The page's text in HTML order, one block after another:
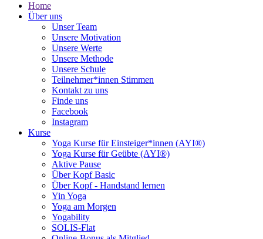
Home
Über uns
Unser Team
Unsere Motivation
Unsere Werte
Unsere Methode
Unsere Schule
Teilnehmer*innen Stimmen
Kontakt zu uns
Finde uns
Facebook
Instagram
Kurse
Yoga Kurse für Einsteiger*innen (AYI®)
Yoga Kurse für Geübte (AYI®)
Aktive Pause
Über Kopf Basic
Über Kopf - Handstand lernen
Yin Yoga
Yoga am Morgen
Yogability
SOLIS-Flat